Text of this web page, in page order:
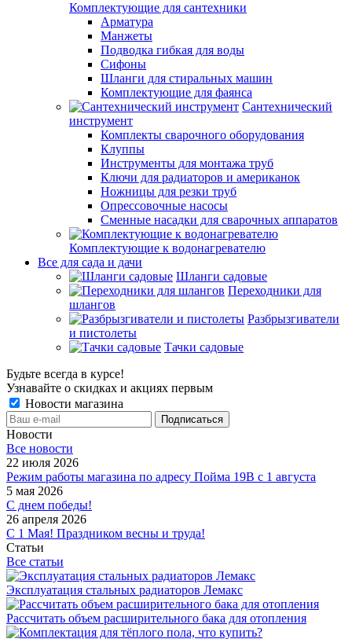
Комплектующие для сантехники
Арматура
Манжеты
Подводка гибкая для воды
Сифоны
Шланги для стиральных машин
Комплектующие для фаянса
Сантехнический
инструмент
Комплекты сварочного оборудования
Клуппы
Инструменты для монтажа труб
Ключи для радиаторов и американок
Ножницы для резки труб
Опрессовочные насосы
Сменные насадки для сварочных аппаратов
Комплектующие к водонагревателю
Все для сада и дачи
Шланги садовые
Переходники для
шлангов
Разбрызгиватели
и пистолеты
Тачки садовые
Будьте всегда в курсе!
Узнавайте о скидках и акциях первым
Новости магазина
Новости
Все новости
22 июля 2026
Режим работы магазина по адресу Пойма 19В с 1 августа
5 мая 2026
С днем победы!
26 апреля 2026
С 1 Мая! Праздником весны и труда!
Статьи
Все статьи
Эксплуатация стальных радиаторов Лемакс
Рассчитать объем расширительного бака для отопления